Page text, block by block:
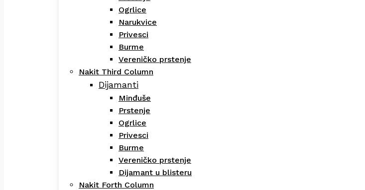
Ogrlice
Narukvice
Privesci
Burme
Vereničko prstenje
Nakit Third Column
Dijamanti
Minđuše
Prstenje
Ogrlice
Privesci
Burme
Vereničko prstenje
Dijamant u blisteru
Nakit Forth Column